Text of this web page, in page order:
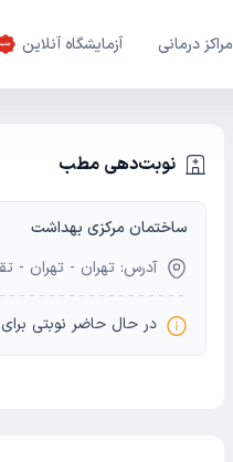
مراکز درمانی آزمایشگاه آنلاین
نوبت‌دهی مطب
ساختمان مرکزی بهداشت
آدرس: تهران - تهران -
در حال حاضر نوبتی